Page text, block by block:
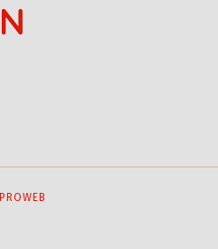
PROWEB